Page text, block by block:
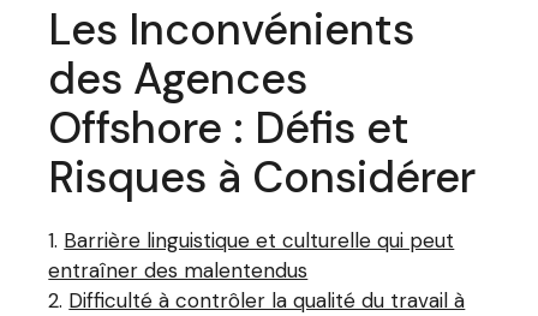
Les Inconvénients
des Agences
Offshore : Défis et
Risques à Considérer
Barrière linguistique et culturelle qui peut
entraîner des malentendus
Difficulté à contrôler la qualité du travail à